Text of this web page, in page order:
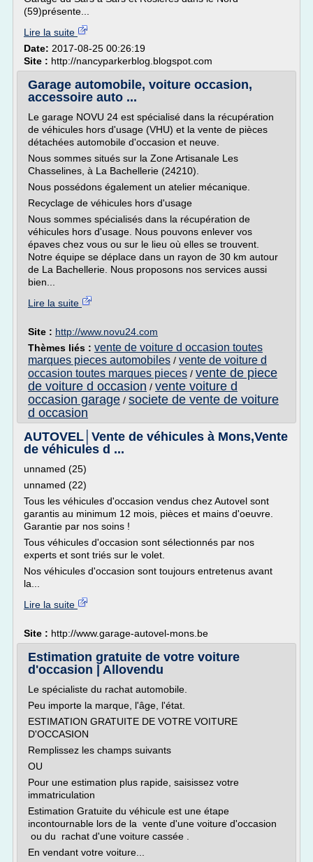
(59)présente...
Lire la suite
Date: 2017-08-25 00:26:19
Site : http://nancyparkerblog.blogspot.com
Garage automobile, voiture occasion,
accessoire auto ...
Le garage NOVU 24 est spécialisé dans la récupération
de véhicules hors d'usage (VHU) et la vente de pièces
détachées automobile d'occasion et neuve.
Nous sommes situés sur la Zone Artisanale Les
Chasselines, à La Bachellerie (24210).
Nous possédons également un atelier mécanique.
Recyclage de véhicules hors d'usage
Nous sommes spécialisés dans la récupération de
véhicules hors d'usage. Nous pouvons enlever vos
épaves chez vous ou sur le lieu où elles se trouvent.
Notre équipe se déplace dans un rayon de 30 km autour
de La Bachellerie. Nous proposons nos services aussi
bien...
Lire la suite
Site : http://www.novu24.com
Thèmes liés : vente de voiture d occasion toutes
marques pieces automobiles / vente de voiture d
occasion toutes marques pieces / vente de piece
de voiture d occasion / vente voiture d
occasion garage / societe de vente de voiture
d occasion
AUTOVEL│Vente de véhicules à Mons,Vente
de véhicules d ...
unnamed (25)
unnamed (22)
Tous les véhicules d'occasion vendus chez Autovel sont
garantis au minimum 12 mois, pièces et mains d'oeuvre.
Garantie par nos soins !
Tous véhicules d'occasion sont sélectionnés par nos
experts et sont triés sur le volet.
Nos véhicules d'occasion sont toujours entretenus avant
la...
Lire la suite
Site : http://www.garage-autovel-mons.be
Estimation gratuite de votre voiture
d'occasion | Allovendu
Le spécialiste du rachat automobile.
Peu importe la marque, l'âge, l'état.
ESTIMATION GRATUITE DE VOTRE VOITURE
D'OCCASION
Remplissez les champs suivants
OU
Pour une estimation plus rapide, saisissez votre
immatriculation
Estimation Gratuite du véhicule est une étape
incontournable lors de la vente d'une voiture d'occasion
ou du rachat d'une voiture cassée .
En vendant votre voiture...